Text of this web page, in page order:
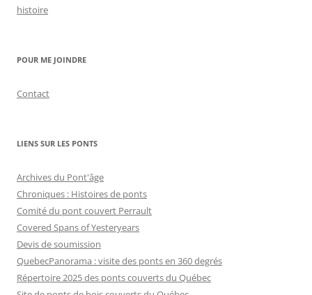
histoire
POUR ME JOINDRE
Contact
LIENS SUR LES PONTS
Archives du Pont'âge
Chroniques : Histoires de ponts
Comité du pont couvert Perrault
Covered Spans of Yesteryears
Devis de soumission
QuebecPanorama : visite des ponts en 360 degrés
Répertoire 2025 des ponts couverts du Québec